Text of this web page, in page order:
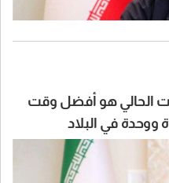
الحالي هو أفضل وقت
ووحدة في البلاد